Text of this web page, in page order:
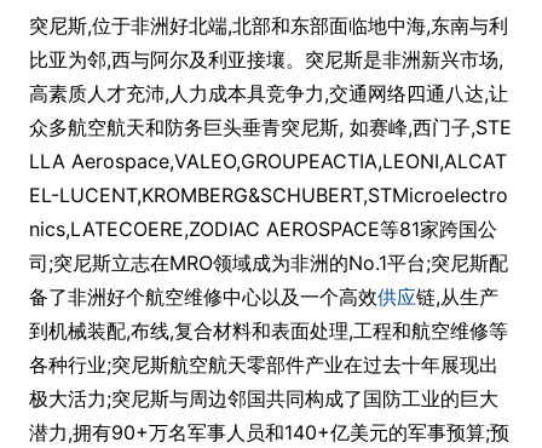
突尼斯,位于非洲好北端,北部和东部面临地中海,东南与利
比亚为邻,西与阿尔及利亚接壤。突尼斯是非洲新兴市场,
高素质人才充沛,人力成本具竞争力,交通网络四通八达,让
众多航空航天和防务巨头垂青突尼斯, 如赛峰,西门子,STE
LLA Aerospace,VALEO,GROUPEACTIA,LEONI,ALCAT
EL-LUCENT,KROMBERG&SCHUBERT,STMicroelectro
nics,LATECOERE,ZODIAC AEROSPACE等81家跨国公
司;突尼斯立志在MRO领域成为非洲的No.1平台;突尼斯配
备了非洲好个航空维修中心以及一个高效供应链,从生产
到机械装配,布线,复合材料和表面处理,工程和航空维修等
各种行业;突尼斯航空航天零部件产业在过去十年展现出
极大活力;突尼斯与周边邻国共同构成了国防工业的巨大
潜力,拥有90+万名军事人员和140+亿美元的军事预算;预